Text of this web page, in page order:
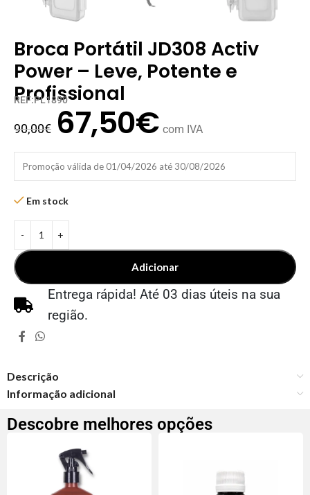
Broca Portátil JD308 Activ
Power – Leve, Potente e
Profissional
REF:PL1890
90,00€ 67,50€ com IVA
Promoção válida de 01/04/2026 até 30/08/2026
Em stock
Adicionar
Entrega rápida! Até 03 dias úteis na sua
região.
Descrição
Informação adicional
Descobre melhores opções